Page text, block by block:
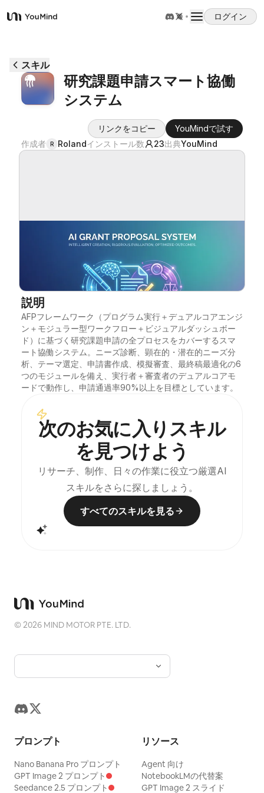
YouMind
ログイン
ユースケース
ダウンロード
更新情報
スキル
研究課題申請スマート協働
システム
リンクをコピー
YouMindで試す
作成者 R Rolandインストール数 23出典YouMind
説明
AFPフレームワーク（プログラム実行＋デュアルコアエンジ
ン＋モジュラー型ワークフロー＋ビジュアルダッシュボー
ド）に基づく研究課題申請の全プロセスをカバーするスマ
ート協働システム。ニーズ診断、顕在的・潜在的ニーズ分
析、テーマ選定、申請書作成、模擬審査、最終稿最適化の6
つのモジュールを備え、実行者＋審査者のデュアルコアモ
ードで動作し、申請通過率90%以上を目標としています。
次のお気に入りスキル
を見つけよう
リサーチ、制作、日々の作業に役立つ厳選AI
スキルをさらに探しましょう。
すべてのスキルを見る
©2026 MIND MOTOR PTE. LTD.
プロンプト
Nano Banana Pro プロンプト
GPT Image 2 プロンプト
Seedance 2.5 プロンプト
リソース
Agent 向け
NotebookLMの代替案
GPT Image 2 スライド